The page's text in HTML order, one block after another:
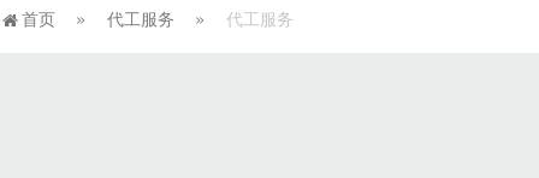
首页 代工服务 代工服务